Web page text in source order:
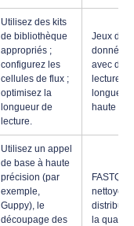
Utilisez des kits
de bibliothèque
appropriés ;
configurez les
cellules de flux ;
optimisez la
longueur de
lecture.
Jeux de
données
avec des
lectures
longues
haute
Utilisez un appel
de base à haute
précision (par
exemple,
Guppy), le
découpage des
FASTQs
nettoyés ;
la qualité